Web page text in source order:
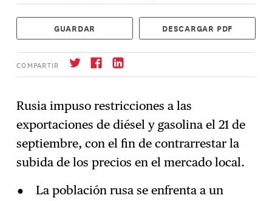
GUARDAR DESCARGAR PDF
COMPARTIR
→ Suscríbase
Rusia impuso restricciones a las
exportaciones de diésel y gasolina el 21 de
septiembre, con el fin de contrarrestar la
subida de los precios en el mercado local.
La población rusa se enfrenta a un